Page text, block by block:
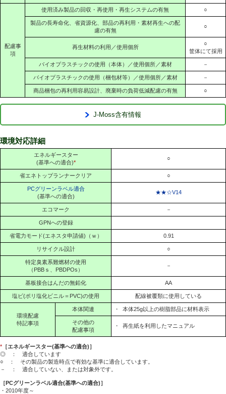
配慮事
項
使用済み製品の回収・再使用・再生システムの有無 ○
製品の長寿命化、省資源化、部品の再利用・素材再生への配
慮の有無
○
再生材料の利用／使用個所
○
筐体にて採用
バイオプラスチックの使用（本体）／使用個所／素材 －
バイオプラスチックの使用（梱包材等）／使用個所／素材 －
商品梱包の再利用容易設計、廃棄時の負荷低減配慮の有無 ○
J-Moss含有情報
環境対応詳細
エネルギースター
(基準への適合)*
○
省エネトップランナークリア ○
PCグリーンラベル適合
(基準への適合)
★★☆V14
エコマーク －
GPNへの登録
省電力モード(エネスタ申請値)（ｗ） 0.91
リサイクル設計 ○
特定臭素系難燃材の使用
（PBBｓ、PBDPOs）
－
基板接合はんだの無鉛化 AA
塩ビ(ポリ塩化ビニル＝PVC)の使用 配線被覆類に使用している
環境配慮
特記事項
本体関連 ・ 本体25g以上の樹脂部品に材料表示
その他の
配慮事項
・ 再生紙を利用したマニュアル
* ［エネルギースター(基準への適合)］
◎ ： 適合しています
○ ： その製品の製造時点で有効な基準に適合しています。
－ ： 適合していない、または対象外です。
［PCグリーンラベル適合(基準への適合)］
・2010年度～